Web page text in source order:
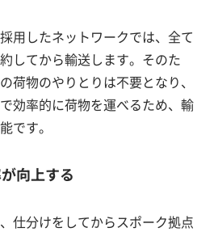
用したネットワークでは、全て
してから輸送します。そのた
荷物のやりとりは不要となり、
効率的に荷物を運べるため、輸
です。
向上する
仕分けをしてからスポーク拠点